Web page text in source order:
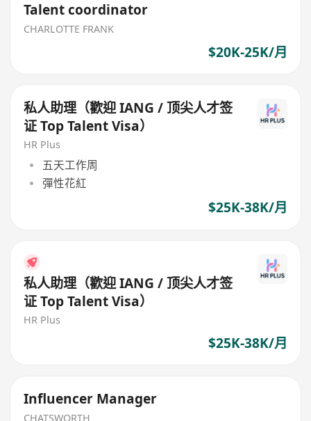
Talent coordinator
CHARLOTTE FRANK
$20K-25K/月
私人助理（歡迎 IANG / 顶尖人才签
证 Top Talent Visa）
HR Plus
五天工作周
彈性花紅
$25K-38K/月
私人助理（歡迎 IANG / 顶尖人才签
证 Top Talent Visa）
HR Plus
$25K-38K/月
Influencer Manager
CHATSWORTH